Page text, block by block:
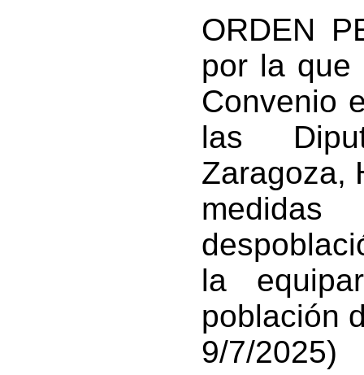
ORDEN
por la que
Convenio
las
Zaragoza,
la
población
9/7/2025)